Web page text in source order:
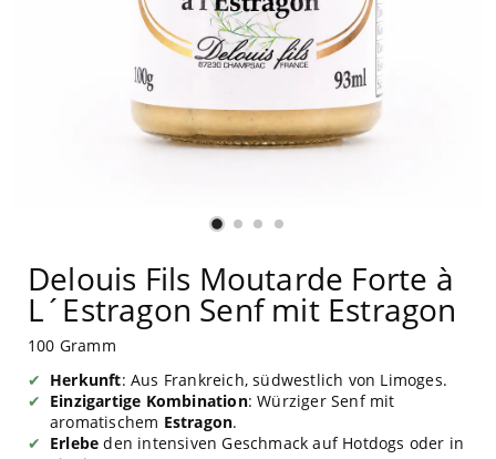
Delouis Fils Moutarde Forte à
L´Estragon Senf mit Estragon
100 Gramm
Herkunft: Aus Frankreich, südwestlich von Limoges.
Einzigartige Kombination: Würziger Senf mit
aromatischem Estragon.
Erlebe den intensiven Geschmack auf Hotdogs oder in